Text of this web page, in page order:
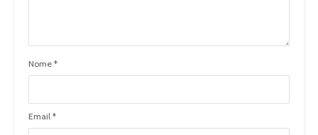
Nome *
Email *